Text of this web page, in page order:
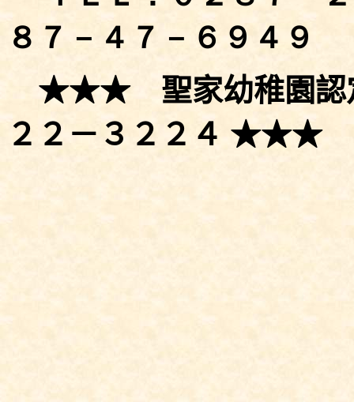
８７－４７－６９４９
★★★ 聖家幼稚園認
２２－３２２４ ★★★